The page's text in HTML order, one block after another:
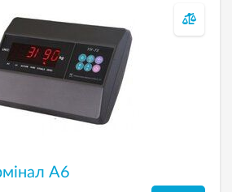
А6